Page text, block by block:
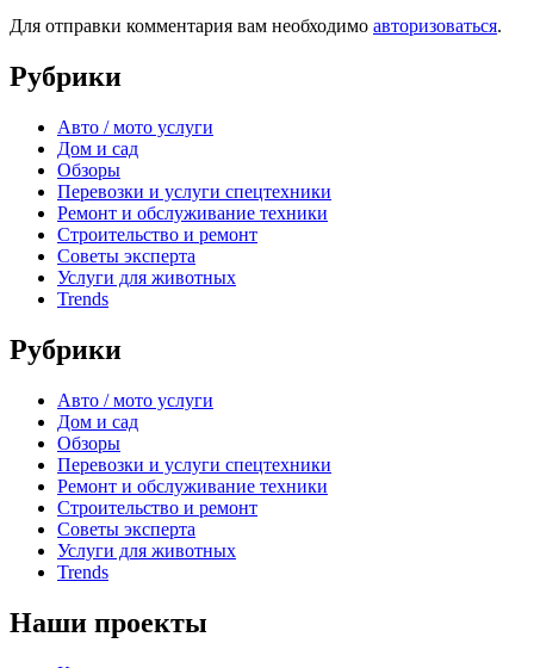
Для отправки комментария вам необходимо авторизоваться.
Рубрики
Авто / мото услуги
Дом и сад
Обзоры
Перевозки и услуги спецтехники
Ремонт и обслуживание техники
Строительство и ремонт
Советы эксперта
Услуги для животных
Trends
Рубрики
Авто / мото услуги
Дом и сад
Обзоры
Перевозки и услуги спецтехники
Ремонт и обслуживание техники
Строительство и ремонт
Советы эксперта
Услуги для животных
Trends
Наши проекты